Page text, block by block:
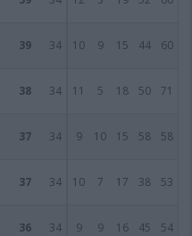
39 34 10 9 15 44 60
38 34 11 5 18 50 71
37 34 9 10 15 58 58
37 34 10 7 17 38 53
36 34 9 9 16 45 54